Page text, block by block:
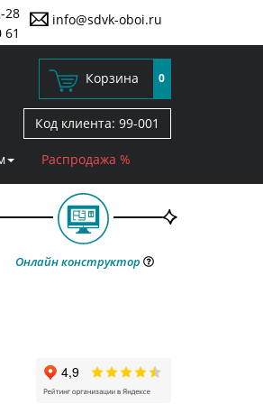
info@sdvk-oboi.ru
28
61
Корзина 0
Код клиента: 99-001
Распродажа %
Онлайн конструктор